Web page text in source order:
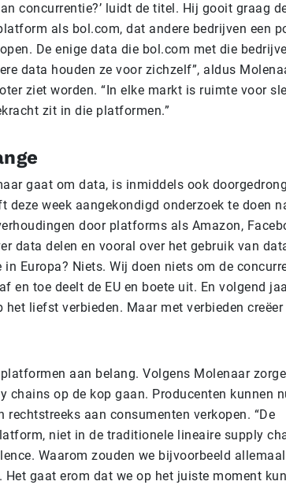
concurrentie?’ luidt de titel. Hij gooit graag
als bol.com, dat andere bedrijven een
De enige data die bol.com met die
data houden ze voor zichzelf”, aldus
ziet worden. “In elke markt is ruimte voor
zit in die platformen.”
gaat om data, is inmiddels ook
deze week aangekondigd onderzoek te doen
door platforms als Amazon,
data delen en vooral over het gebruik van
in Europa? Niets. Wij doen niets om de
en toe deelt de EU en boete uit. En volgend
liefst verbieden. Maar met verbieden creëer
aan belang. Volgens Molenaar
chains op de kop gaan. Producenten kunnen
aan consumenten verkopen. “De
niet in de traditionele lineaire supply
Waarom zouden we bijvoorbeeld
Het gaat erom dat we op het juiste moment